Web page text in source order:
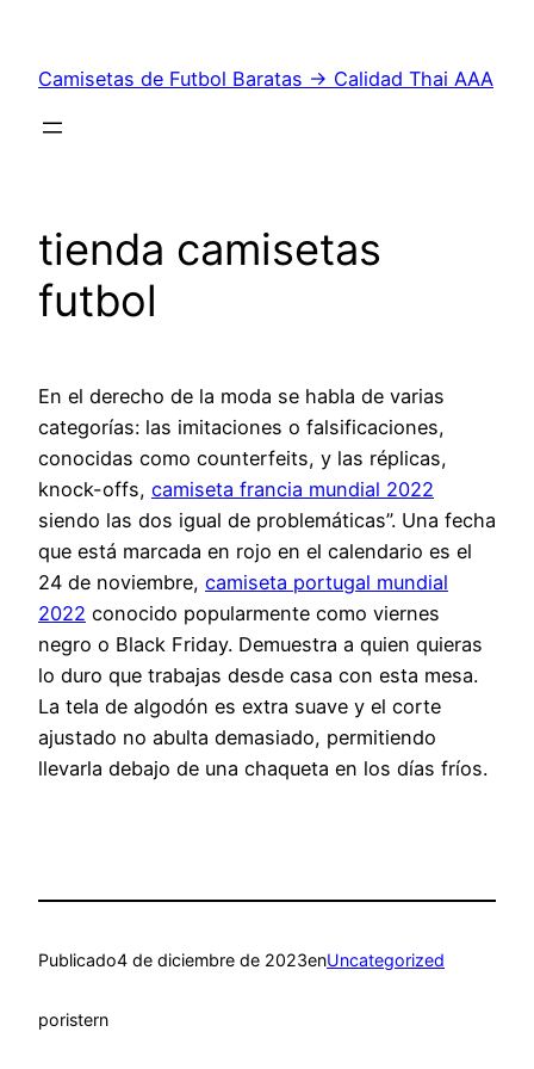
contenido
Camisetas de Futbol Baratas → Calidad Thai AAA
tienda camisetas
futbol
En el derecho de la moda se habla de varias
categorías: las imitaciones o falsificaciones,
conocidas como counterfeits, y las réplicas,
knock-offs, camiseta francia mundial 2022
siendo las dos igual de problemáticas”. Una fecha
que está marcada en rojo en el calendario es el
24 de noviembre, camiseta portugal mundial
2022 conocido popularmente como viernes
negro o Black Friday. Demuestra a quien quieras
lo duro que trabajas desde casa con esta mesa.
La tela de algodón es extra suave y el corte
ajustado no abulta demasiado, permitiendo
llevarla debajo de una chaqueta en los días fríos.
Publicado4 de diciembre de 2023enUncategorized
poristern